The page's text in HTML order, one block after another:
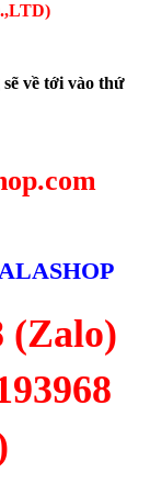
về tới vào thứ
(Zalo)